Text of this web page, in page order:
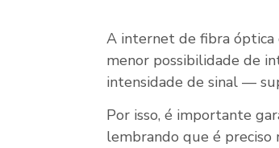
A internet de fibra óptica
menor possibilidade de
intensidade de sinal —
Por isso, é importante
lembrando que é preciso